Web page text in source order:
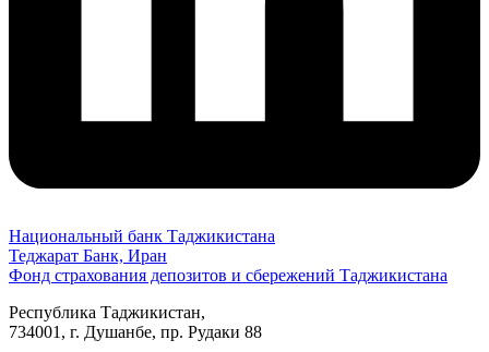
Национальный банк Таджикистана
Теджарат Банк, Иран
Фонд страхования депозитов и сбережений Таджикистана
Республика Таджикистан,
734001, г. Душанбе, пр. Рудаки 88